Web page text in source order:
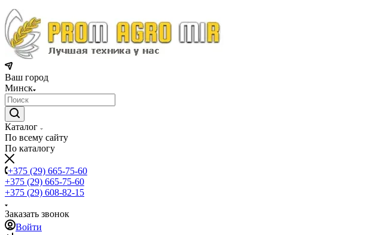
Ваш город
Минск
Каталог
По всему сайту
По каталогу
+375 (29) 665-75-60
+375 (29) 665-75-60
+375 (29) 608-82-15
Заказать звонок
Войти